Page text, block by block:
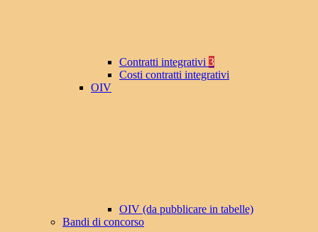
Contratti integrativi 3
Costi contratti integrativi
OIV
OIV (da pubblicare in tabelle)
Bandi di concorso